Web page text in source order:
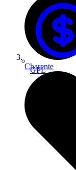
GPL
Charente